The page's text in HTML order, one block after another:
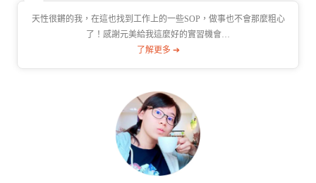
天性很鏘的我，在這也找到工作上的一些SOP，做事也不會那麼粗心
了！感謝元美給我這麼好的實習機會…
了解更多 ➔